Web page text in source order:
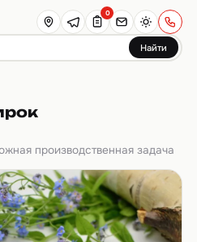
Найти
0
производственная задача